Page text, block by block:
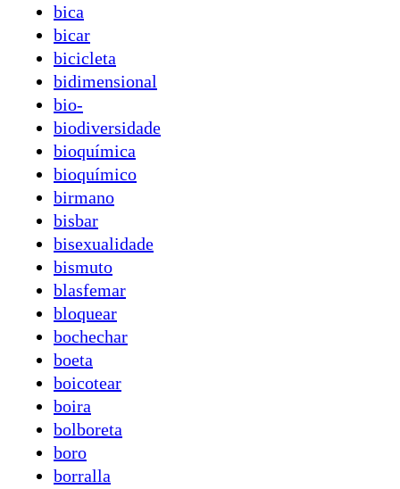
bica
bicar
bicicleta
bidimensional
bio-
biodiversidade
bioquímica
bioquímico
birmano
bisbar
bisexualidade
bismuto
blasfemar
bloquear
bochechar
boeta
boicotear
boira
bolboreta
boro
borralla